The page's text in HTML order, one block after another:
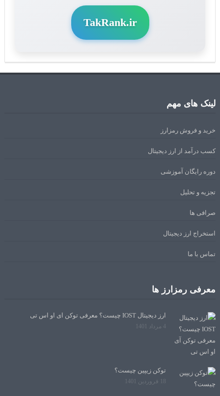
TakRank.ir
لینک های مهم
خرید و فروش رمزارز
کسب درآمد از ارز دیجیتال
دوره رایگان آموزشی
تجزیه و تحلیل
صرافی ها
استخراج ارز دیجیتال
تماس با ما
معرفی رمزارز ها
ارز دیجیتال IOST چیست؟ معرفی توکن آی او اس تی
4 مرداد 1401
توکن زیپین چیست؟
18 فروردین 1401